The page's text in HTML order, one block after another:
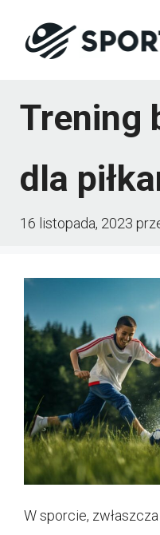
Trening
dla
16 listopada, 2023
W sporcie,